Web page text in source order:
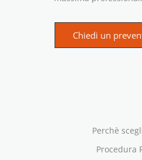
Chiedi un
Perchè
Procedura